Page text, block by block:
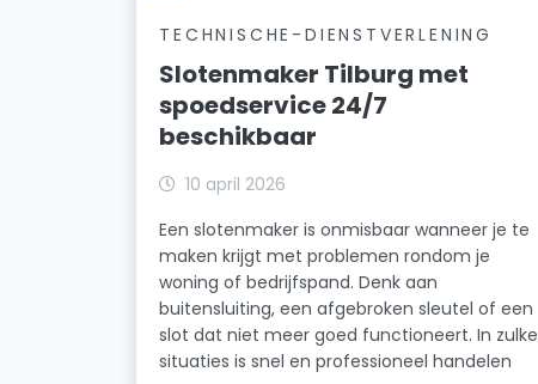
TECHNISCHE-DIENSTVERLENING
Slotenmaker Tilburg met
spoedservice 24/7
beschikbaar
10 april 2026
Een slotenmaker is onmisbaar wanneer je te
maken krijgt met problemen rondom je
woning of bedrijfspand. Denk aan
buitensluiting, een afgebroken sleutel of een
slot dat niet meer goed functioneert. In zulke
situaties is snel en professioneel handelen